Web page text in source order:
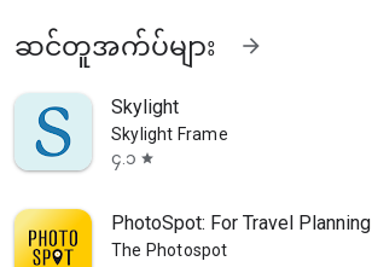
ဆင်တူအက်ပ်များ arrow_forward
Skylight
Skylight Frame
၄.၁ star
PhotoSpot: For Travel Planning
The Photospot